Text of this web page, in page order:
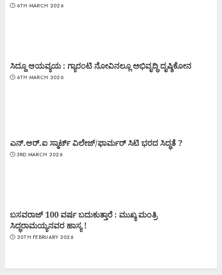
6TH MARCH 2026
ಸಿದ್ದೂ ಆಯವ್ಯಯ : ಗ್ಯಾರಂಟಿ ನೋವಿನಲ್ಲೂ ಅಭಿವೃದ್ಧಿ ದೃಷ್ಠಿಕೋನ
6TH MARCH 2026
ಎನ್.ಆರ್.ಐ ಸ್ಮಾರ್ಟ್ ವಿಲೇಜ್/ಫಾರ್ಮರ್ ಸಿಟಿ ಭರದ ಸಿದ್ಧತೆ ?
3RD MARCH 2026
ಬಸವರಾಜ್ 100 ವರ್ಷ ಬದುಕುತ್ತಾರೆ : ಮುಖ್ಯ ಮಂತ್ರಿ
ಸಿದ್ಧರಾಮಯ್ಯನವರ ಹಾಸ್ಯ !
20TH FEBRUARY 2026